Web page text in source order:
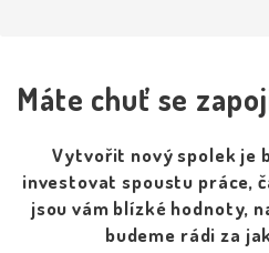
Máte chuť se
Vytvořit nový spolek je
investovat spoustu práce,
jsou vám blízké hodnoty,
budeme rádi za